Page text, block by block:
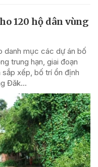
120 hộ dân vùng
danh mục các dự án bố
trung hạn, giai đoạn
xếp, bố trí ổn định
Đăk...